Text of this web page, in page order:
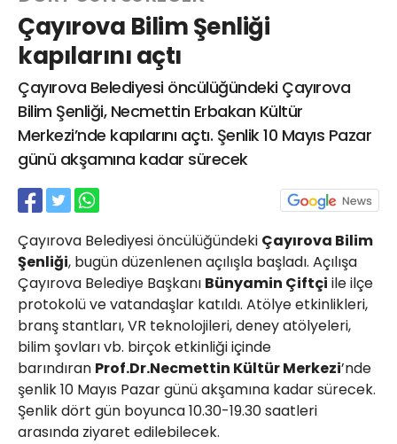
Çayırova Bilim Şenliği
kapılarını açtı
Çayırova Belediyesi öncülüğündeki Çayırova
Bilim Şenliği, Necmettin Erbakan Kültür
Merkezi’nde kapılarını açtı. Şenlik 10 Mayıs Pazar
günü akşamına kadar sürecek
Çayırova Belediyesi öncülüğündeki Çayırova Bilim
Şenliği, bugün düzenlenen açılışla başladı. Açılışa
Çayırova Belediye Başkanı Bünyamin Çiftçi ile ilçe
protokolü ve vatandaşlar katıldı. Atölye etkinlikleri,
branş stantları, VR teknolojileri, deney atölyeleri,
bilim şovları vb. birçok etkinliği içinde
barındıran Prof.Dr.Necmettin Kültür Merkezi’nde
şenlik 10 Mayıs Pazar günü akşamına kadar sürecek.
Şenlik dört gün boyunca 10.30-19.30 saatleri
arasında ziyaret edilebilecek.
Hacı Halil Mahallesi, İsmetpaşa
Caddesi, Beşiroğlu Altın Han Kat: 1
(BİLKAR)Gebze - KOCAELİ